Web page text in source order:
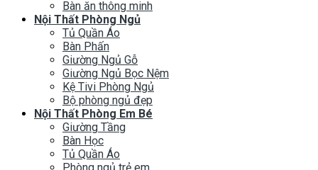
Bàn ăn thông minh
Nội Thất Phòng Ngủ
Tủ Quần Áo
Bàn Phấn
Giường Ngủ Gỗ
Giường Ngủ Bọc Nệm
Kệ Tivi Phòng Ngủ
Bộ phòng ngủ đẹp
Nội Thất Phòng Em Bé
Giường Tầng
Bàn Học
Tủ Quần Áo